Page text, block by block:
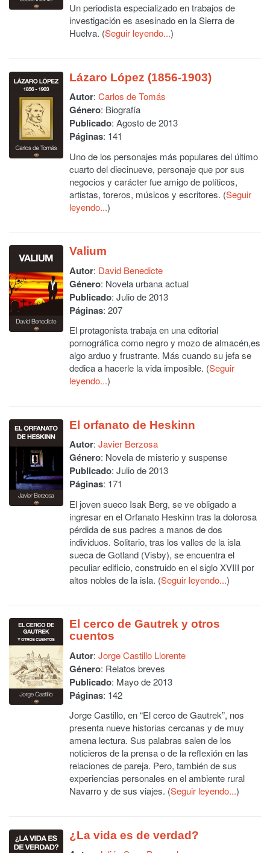
Un periodista especializado en trabajos de
investigación es asesinado en la Sierra de
Huelva. (Seguir leyendo...)
Lázaro López (1856-1903)
Autor: Carlos de Tomás
Género: Biografía
Publicado: Agosto de 2013
Páginas: 141
Uno de los personajes más populares del último
cuarto del diecinueve, personaje que por sus
negocios y carácter fue amigo de políticos,
artistas, toreros, músicos y escritores. (Seguir
leyendo...)
Valium
Autor: David Benedicte
Género: Novela urbana actual
Publicado: Julio de 2013
Páginas: 207
El protagonista trabaja en una editorial
pornográfica como negro y mozo de almacén,es
algo arduo y frustrante. Más cuando su jefa se
dedica a hacerle la vida imposible. (Seguir
leyendo...)
El orfanato de Heskinn
Autor: Javier Berzosa
Género: Novela de misterio y suspense
Publicado: Julio de 2013
Páginas: 171
El joven sueco Isak Berg, se ve obligado a
ingresar en el Orfanato Heskinn tras la dolorosa
pérdida de sus padres a manos de dos
individuos. Solitario, tras los valles de la isla
sueca de Gotland (Visby), se encuentra el
peculiar edificio, construido en el siglo XVIII por
altos nobles de la isla. (Seguir leyendo...)
El cerco de Gautrek y otros
cuentos
Autor: Jorge Castillo Llorente
Género: Relatos breves
Publicado: Mayo de 2013
Páginas: 142
Jorge Castillo, en “El cerco de Gautrek”, nos
presenta nueve historias cercanas y de muy
amena lectura. Sus palabras salen de los
noticieros de la prensa o de la reflexión en las
relaciones de pareja. Pero, también de sus
experiencias personales en el ambiente rural
Navarro y de sus viajes. (Seguir leyendo...)
¿La vida es de verdad?